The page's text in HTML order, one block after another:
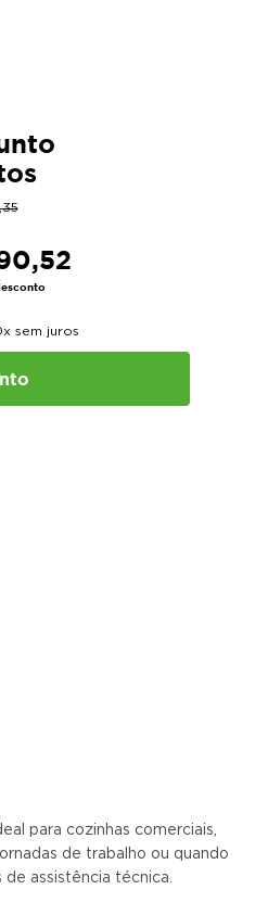
35
,52
x sem juros
para cozinhas comerciais,
de trabalho ou quando
assistência técnica.